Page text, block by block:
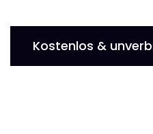
Kostenlos &